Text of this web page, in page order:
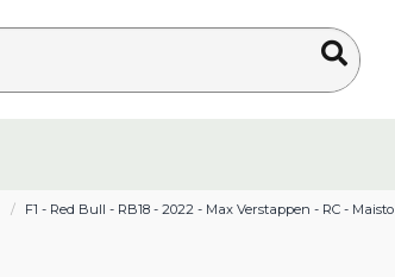
F1 - Red Bull - RB18 - 2022 - Max Verstappen - RC - Maisto